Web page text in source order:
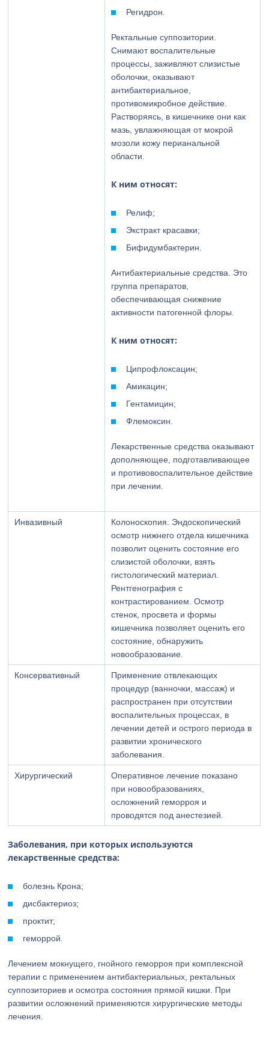
Регидрон.
Ректальные суппозитории.
Снимают воспалительные
процессы, заживляют слизистые
оболочки, оказывают
антибактериальное,
противомикробное действие.
Растворяясь, в кишечнике они как
мазь, увлажняющая от мокрой
мозоли кожу перианальной
области.
К ним относят:
Релиф;
Экстракт красавки;
Бифидумбактерин.
Антибактериальные средства. Это
группа препаратов,
обеспечивающая снижение
активности патогенной флоры.
К ним относят:
Ципрофлоксацин;
Амикацин;
Гентамицин;
Флемоксин.
Лекарственные средства оказывают
дополняющее, подготавливающее
и противовоспалительное действие
при лечении.
Инвазивный
Колоноскопия. Эндоскопический
осмотр нижнего отдела кишечника
позволит оценить состояние его
слизистой оболочки, взять
гистологический материал.
Рентгенография с
контрастированием. Осмотр
стенок, просвета и формы
кишечника позволяет оценить его
состояние, обнаружить
новообразование.
Консервативный
Применение отвлекающих
процедур (ванночки, массаж) и
распространен при отсутствии
воспалительных процессах, в
лечении детей и острого периода в
развитии хронического
заболевания.
Хирургический
Оперативное лечение показано
при новообразованиях,
осложнений геморроя и
проводятся под анестезией.
Заболевания, при которых используются
лекарственные средства:
болезнь Крона;
дисбактериоз;
проктит;
геморрой.
Лечением мокнущего, гнойного геморроя при комплексной
терапии с применением антибактериальных, ректальных
суппозиториев и осмотра состояния прямой кишки. При
развитии осложнений применяются хирургические методы
лечения.